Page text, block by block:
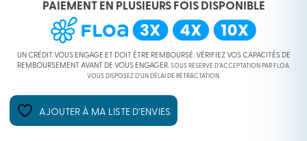
PAIEMENT EN PLUSIEURS FOIS DISPONIBLE
UN CRÉDIT VOUS ENGAGE ET DOIT ÊTRE REMBOURSÉ. VÉRIFIEZ VOS CAPACITÉS DE
REMBOURSEMENT AVANT DE VOUS ENGAGER. SOUS RÉSERVE D’ACCEPTATION PAR FLOA.
VOUS DISPOSEZ D’UN DÉLAI DE RÉTRACTATION.
AJOUTER À MA LISTE D’ENVIES